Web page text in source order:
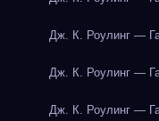
Дж. К. Роулинг —
Дж. К. Роулинг —
Дж. К. Роулинг —